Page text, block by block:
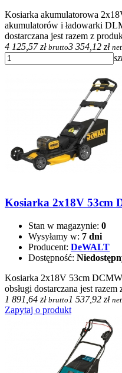
Kosiarka akumulatorowa
akumulatorów i ładowarki
dostarczana jest razem z
4 125,57 zł brutto3 354,12 zł
Kosiarka 2x18V 53cm
Stan w magazynie: 0
Wysyłamy w: 7 dni
Producent: DeWALT
Dostępność:
Kosiarka 2x18V 53cm
obsługi dostarczana jest razem
1 891,64 zł brutto 1 537,92 zł
Zapytaj o produkt